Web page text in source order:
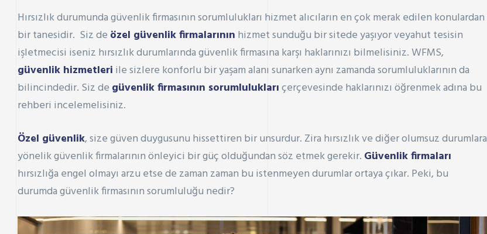
Hırsızlık durumunda güvenlik firmasının sorumlulukları hizmet alıcıların en çok merak edilen konulardan
bir tanesidir. Siz de özel güvenlik firmalarının hizmet sunduğu bir sitede yaşıyor veyahut tesisin
işletmecisi iseniz hırsızlık durumlarında güvenlik firmasına karşı haklarınızı bilmelisiniz. WFMS,
güvenlik hizmetleri ile sizlere konforlu bir yaşam alanı sunarken aynı zamanda sorumluluklarının da
bilincindedir. Siz de güvenlik firmasının sorumluluklarıçerçevesinde haklarınızı öğrenmek adına bu
rehberi incelemelisiniz.
Özel güvenlik, size güven duygusunu hissettiren bir unsurdur. Zira hırsızlık ve diğer olumsuz durumlara
yönelik güvenlik firmalarının önleyici bir güç olduğundan söz etmek gerekir. Güvenlik firmaları
hırsızlığa engel olmayı arzu etse de zaman zaman bu istenmeyen durumlar ortaya çıkar. Peki, bu
durumda güvenlik firmasının sorumluluğu nedir?